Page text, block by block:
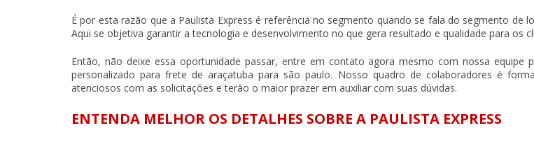
É por esta razão que a Paulista Express é referência no segmento quando se fala do segmento de
Aqui se objetiva garantir a tecnologia e desenvolvimento no que gera resultado e qualidade para os
Então, não deixe essa oportunidade passar, entre em contato agora mesmo com nossa equipe
personalizado parafrete de araçatuba para são paulo. Nosso quadro de colaboradores é
atenciosos com as solicitações e terão o maior prazer em auxiliar com suas dúvidas.
ENTENDA MELHOR OS DETALHES SOBRE A PAULISTA EXPRESS